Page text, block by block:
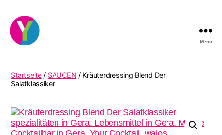
Menü
Startseite/ SAUCEN / Kräuterdressing Blend Der
Salatklassiker